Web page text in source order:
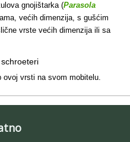
gnojištarka (Parasola
većih dimenzija, s gušćim
vrste većih dimenzija ili sa
vrsti na svom mobitelu.